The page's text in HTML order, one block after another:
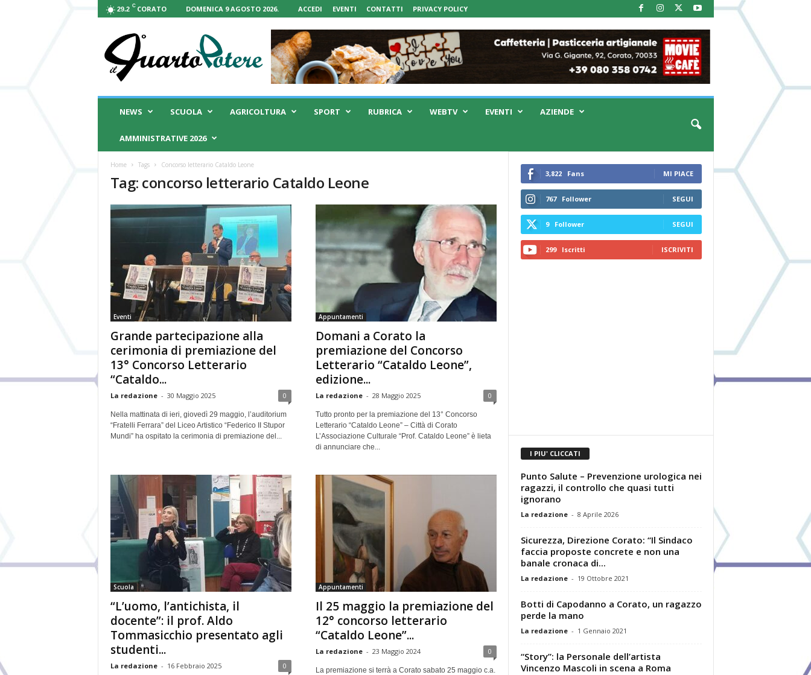
29.2 C CORATO DOMENICA 9 AGOSTO 2026. ACCEDI EVENTI CONTATTI PRIVACY POLICY
Q
NEWS SCUOLA AGRICOLTURA SPORT RUBRICA WEBTV EVENTI AZIENDE
AMMINISTRATIVE 2026
Home Tags Concorso letterario Cataldo Leone
Tag: concorso letterario Cataldo Leone
Eventi
Grande partecipazione alla
cerimonia di premiazione del
13° Concorso Letterario
“Cataldo...
La redazione - 30 Maggio 2025 0
Nella mattinata di ieri, giovedì 29 maggio, l’auditorium
“Fratelli Ferrara” del Liceo Artistico “Federico II Stupor
Mundi” ha ospitato la cerimonia di premiazione del...
Appuntamenti
Domani a Corato la
premiazione del Concorso
Letterario “Cataldo Leone”,
edizione...
La redazione - 28 Maggio 2025 0
Tutto pronto per la premiazione del 13° Concorso
Letterario “Cataldo Leone” – Città di Corato
L’Associazione Culturale “Prof. Cataldo Leone” è lieta
di annunciare che...
Scuola
“L’uomo, l’antichista, il
docente”: il prof. Aldo
Tommasicchio presentato agli
studenti...
La redazione - 16 Febbraio 2025 0
Appuntamenti
Il 25 maggio la premiazione del
12° concorso letterario
“Cataldo Leone”...
La redazione - 23 Maggio 2024 0
La premiazione si terrà a Corato sabato 25 maggio c.a.
3,822 Fans MI PIACE
767 Follower SEGUI
9 Follower SEGUI
299 Iscritti ISCRIVITI
I PIU' CLICCATI
Punto Salute – Prevenzione urologica nei
ragazzi, il controllo che quasi tutti
ignorano
La redazione - 8 Aprile 2026
Sicurezza, Direzione Corato: “Il Sindaco
faccia proposte concrete e non una
banale cronaca di...
La redazione - 19 Ottobre 2021
Botti di Capodanno a Corato, un ragazzo
perde la mano
La redazione - 1 Gennaio 2021
“Story”: la Personale dell’artista
Vincenzo Mascoli in scena a Roma